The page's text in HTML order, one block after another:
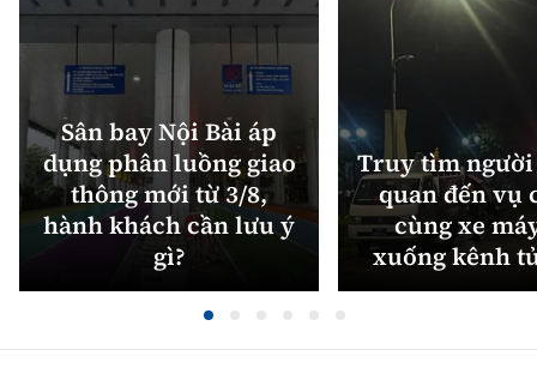
Sân bay Nội Bài áp
dụng phân luồng giao
thông mới từ 3/8,
hành khách cần lưu ý
gì?
Truy tìm
quan đến vụ
cùng xe
xuống kênh